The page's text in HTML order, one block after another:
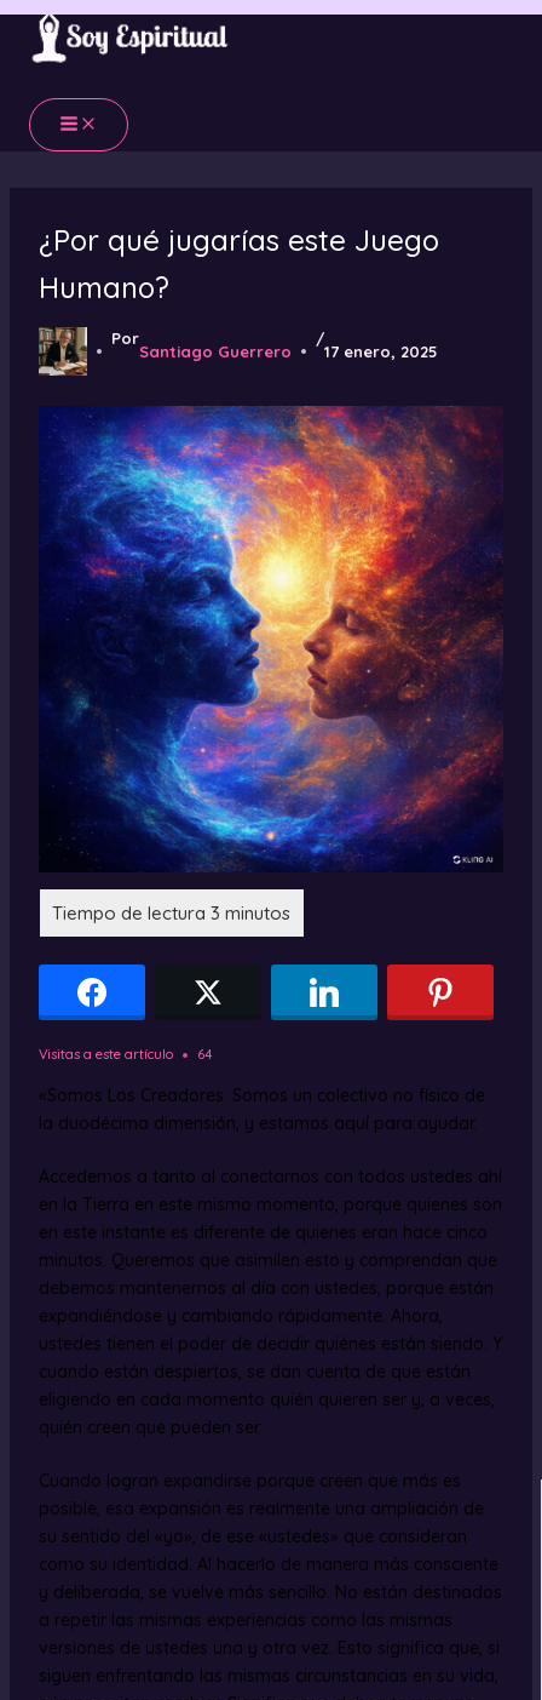
Ir
contenido
¿Por qué jugarías este Juego
Humano?
Por
Santiago Guerrero
/
17 enero, 2025
Visitas a este artículo 64
«Somos Los Creadores. Somos un colectivo no físico de
la duodécima dimensión, y estamos aquí para ayudar.
Accedemos a tanto al conectarnos con todos ustedes ahí
en la Tierra en este mismo momento, porque quienes son
en este instante es diferente de quienes eran hace cinco
minutos. Queremos que asimilen esto y comprendan que
debemos mantenernos al día con ustedes, porque están
expandiéndose y cambiando rápidamente. Ahora,
ustedes tienen el poder de decidir quiénes están siendo. Y
cuando están despiertos, se dan cuenta de que están
eligiendo en cada momento quién quieren ser y, a veces,
quién creen que pueden ser.
Cuando logran expandirse porque creen que más es
posible, esa expansión es realmente una ampliación de
su sentido del «yo», de ese «ustedes» que consideran
como su identidad. Al hacerlo de manera más consciente
y deliberada, se vuelve más sencillo. No están destinados
a repetir las mismas experiencias como las mismas
versiones de ustedes una y otra vez. Esto significa que, si
siguen enfrentando las mismas circunstancias en su vida,